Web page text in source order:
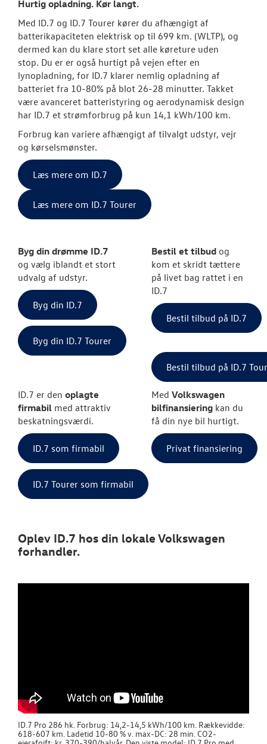
Hurtig opladning. Kør langt.
Med ID.7 og ID.7 Tourer kører du afhængigt af
batterikapaciteten elektrisk op til 699 km. (WLTP), og
dermed kan du klare stort set alle køreture uden
stop. Du er er også hurtigt på vejen efter en
lynopladning, for ID.7 klarer nemlig opladning af
batteriet fra 10-80% på blot 26-28 minutter. Takket
være avanceret batteristyring og aerodynamisk design
har ID.7 et strømforbrug på kun 14,1 kWh/100 km.
Forbrug kan variere afhængigt af tilvalgt udstyr, vejr
og kørselsmønster.
Læs mere om ID.7
Læs mere om ID.7 Tourer
Byg din drømme ID.7
og vælg iblandt et stort
udvalg af udstyr.
Byg din ID.7
Byg din ID.7 Tourer
Bestil et tilbud og
kom et skridt tættere
på livet bag rattet i en
ID.7
Bestil tilbud på ID.7
Bestil tilbud på ID.7
ID.7 er den oplagte
firmabil med attraktiv
beskatningsværdi.
ID.7 som firmabil
ID.7 Tourer som firmabil
Med Volkswagen
bilfinansiering kan du
få din nye bil hurtigt.
Privat finansiering
Oplev ID.7 hos din lokale Volkswagen
forhandler.
ID.7 Pro 286 hk. Forbrug: 14,2-14,5 kWh/100 km. Rækkevidde:
618-607 km. Ladetid 10-80 % v. max-DC: 28 min. CO2-